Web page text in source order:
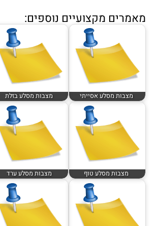
מאמרים מקצועיים נוספים:
מצבות מסלע אסייתי מצבות מסלע בזלת
מצבות מסלע טוף מצבות מסלע ערד